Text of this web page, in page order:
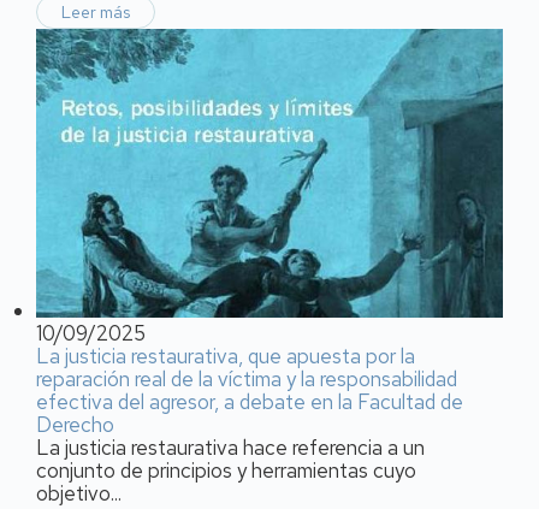
Leer más
10/09/2025
La justicia restaurativa, que apuesta por la
reparación real de la víctima y la responsabilidad
efectiva del agresor, a debate en la Facultad de
Derecho
La justicia restaurativa hace referencia a un
conjunto de principios y herramientas cuyo
objetivo...